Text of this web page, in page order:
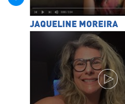
JAQUELINE MOREIRA